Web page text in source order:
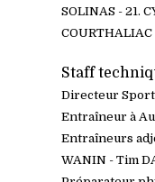
SOLINAS - 21.
Staff
Directeur
Entraîneur à
Entraîneurs
WANIN - Tim